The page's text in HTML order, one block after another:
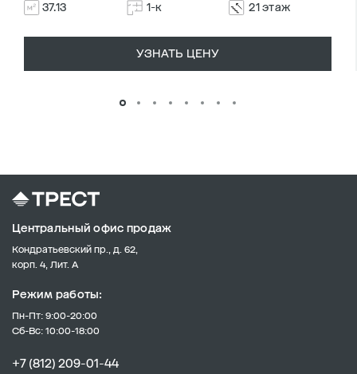
37.13 1-к 21 этаж
УЗНАТЬ ЦЕНУ
Центральный офис продаж
Кондратьевский пр., д. 62,
корп. 4, Лит. А
Режим работы:
Пн-Пт: 9:00-20:00
Сб-Вс: 10:00-18:00
+7 (812) 209-01-44